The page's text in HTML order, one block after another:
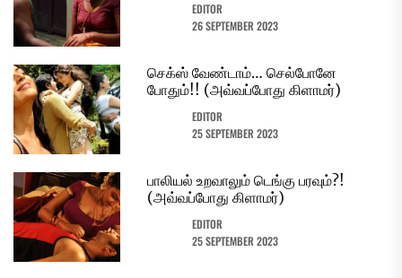
EDITOR
26 SEPTEMBER 2023
செக்ஸ் வேண்டாம்… செல்போனே
போதும்!! (அவ்வப்போது கிளாமர்)
EDITOR
25 SEPTEMBER 2023
பாலியல் உறவாலும் டெங்கு பரவும்?!
(அவ்வப்போது கிளாமர்)
EDITOR
25 SEPTEMBER 2023